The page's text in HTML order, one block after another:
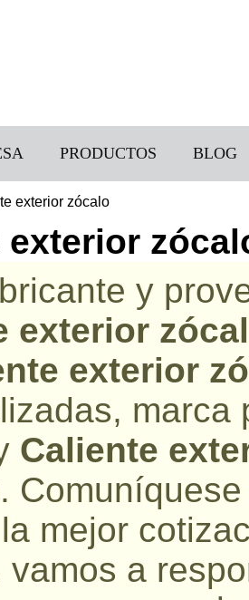
PRODUCTOS BLOG
exterior zócalo
exterior
y
exterior
exterior
Caliente
mejor
vamos a